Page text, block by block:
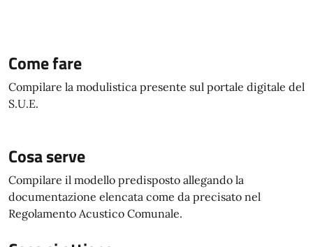
Come fare
Compilare la modulistica presente sul portale digitale del
S.U.E.
Cosa serve
Compilare il modello predisposto allegando la
documentazione elencata come da precisato nel
Regolamento Acustico Comunale.